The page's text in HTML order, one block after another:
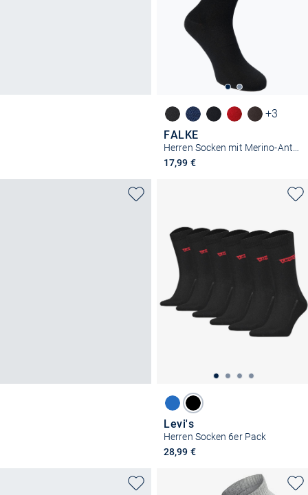
+3
FALKE
Herren Socken mit Merino-Anteil - Airport
17,99 €
Levi's
Herren Socken 6er Pack
28,99 €